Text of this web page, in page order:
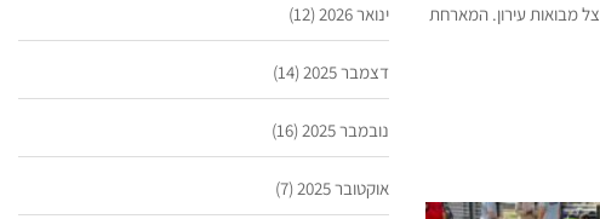
מבואות עירון. המארחת
ינואר 2026 (12)
דצמבר 2025 (14)
נובמבר 2025 (16)
אוקטובר 2025 (7)